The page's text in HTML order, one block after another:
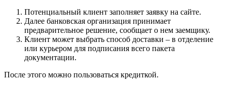
Потенциальный клиент заполняет заявку на сайте.
Далее банковская организация принимает
предварительное решение, сообщает о нем заемщику.
Клиент может выбрать способ доставки – в отделение
или курьером для подписания всего пакета
документации.
После этого можно пользоваться кредиткой.